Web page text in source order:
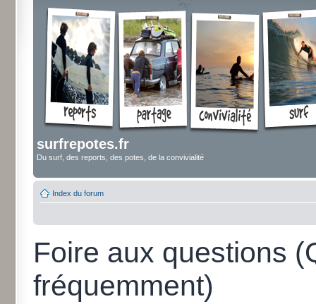
surfrepotes.fr
Du surf, des reports, des potes, de la convivialité
Index du forum
Foire aux questions
fréquemment)